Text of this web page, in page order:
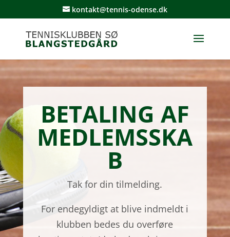
kontakt@tennis-odense.dk
BETALING AF
MEDLEMSSKA
B
Tak for din tilmelding.
For endegyldigt at blive indmeldt i
klubben bedes du overføre